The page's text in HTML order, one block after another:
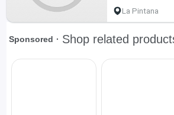
La Pintana